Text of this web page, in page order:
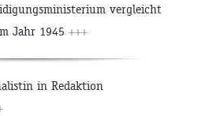
vergleicht
Jahr 1945 +++
in Redaktion